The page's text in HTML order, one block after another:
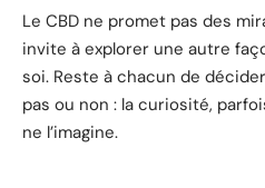
Le CBD ne promet pas des
invite à explorer une autre
soi. Reste à chacun de
pas ou non : la curiosité,
ne l’imagine.